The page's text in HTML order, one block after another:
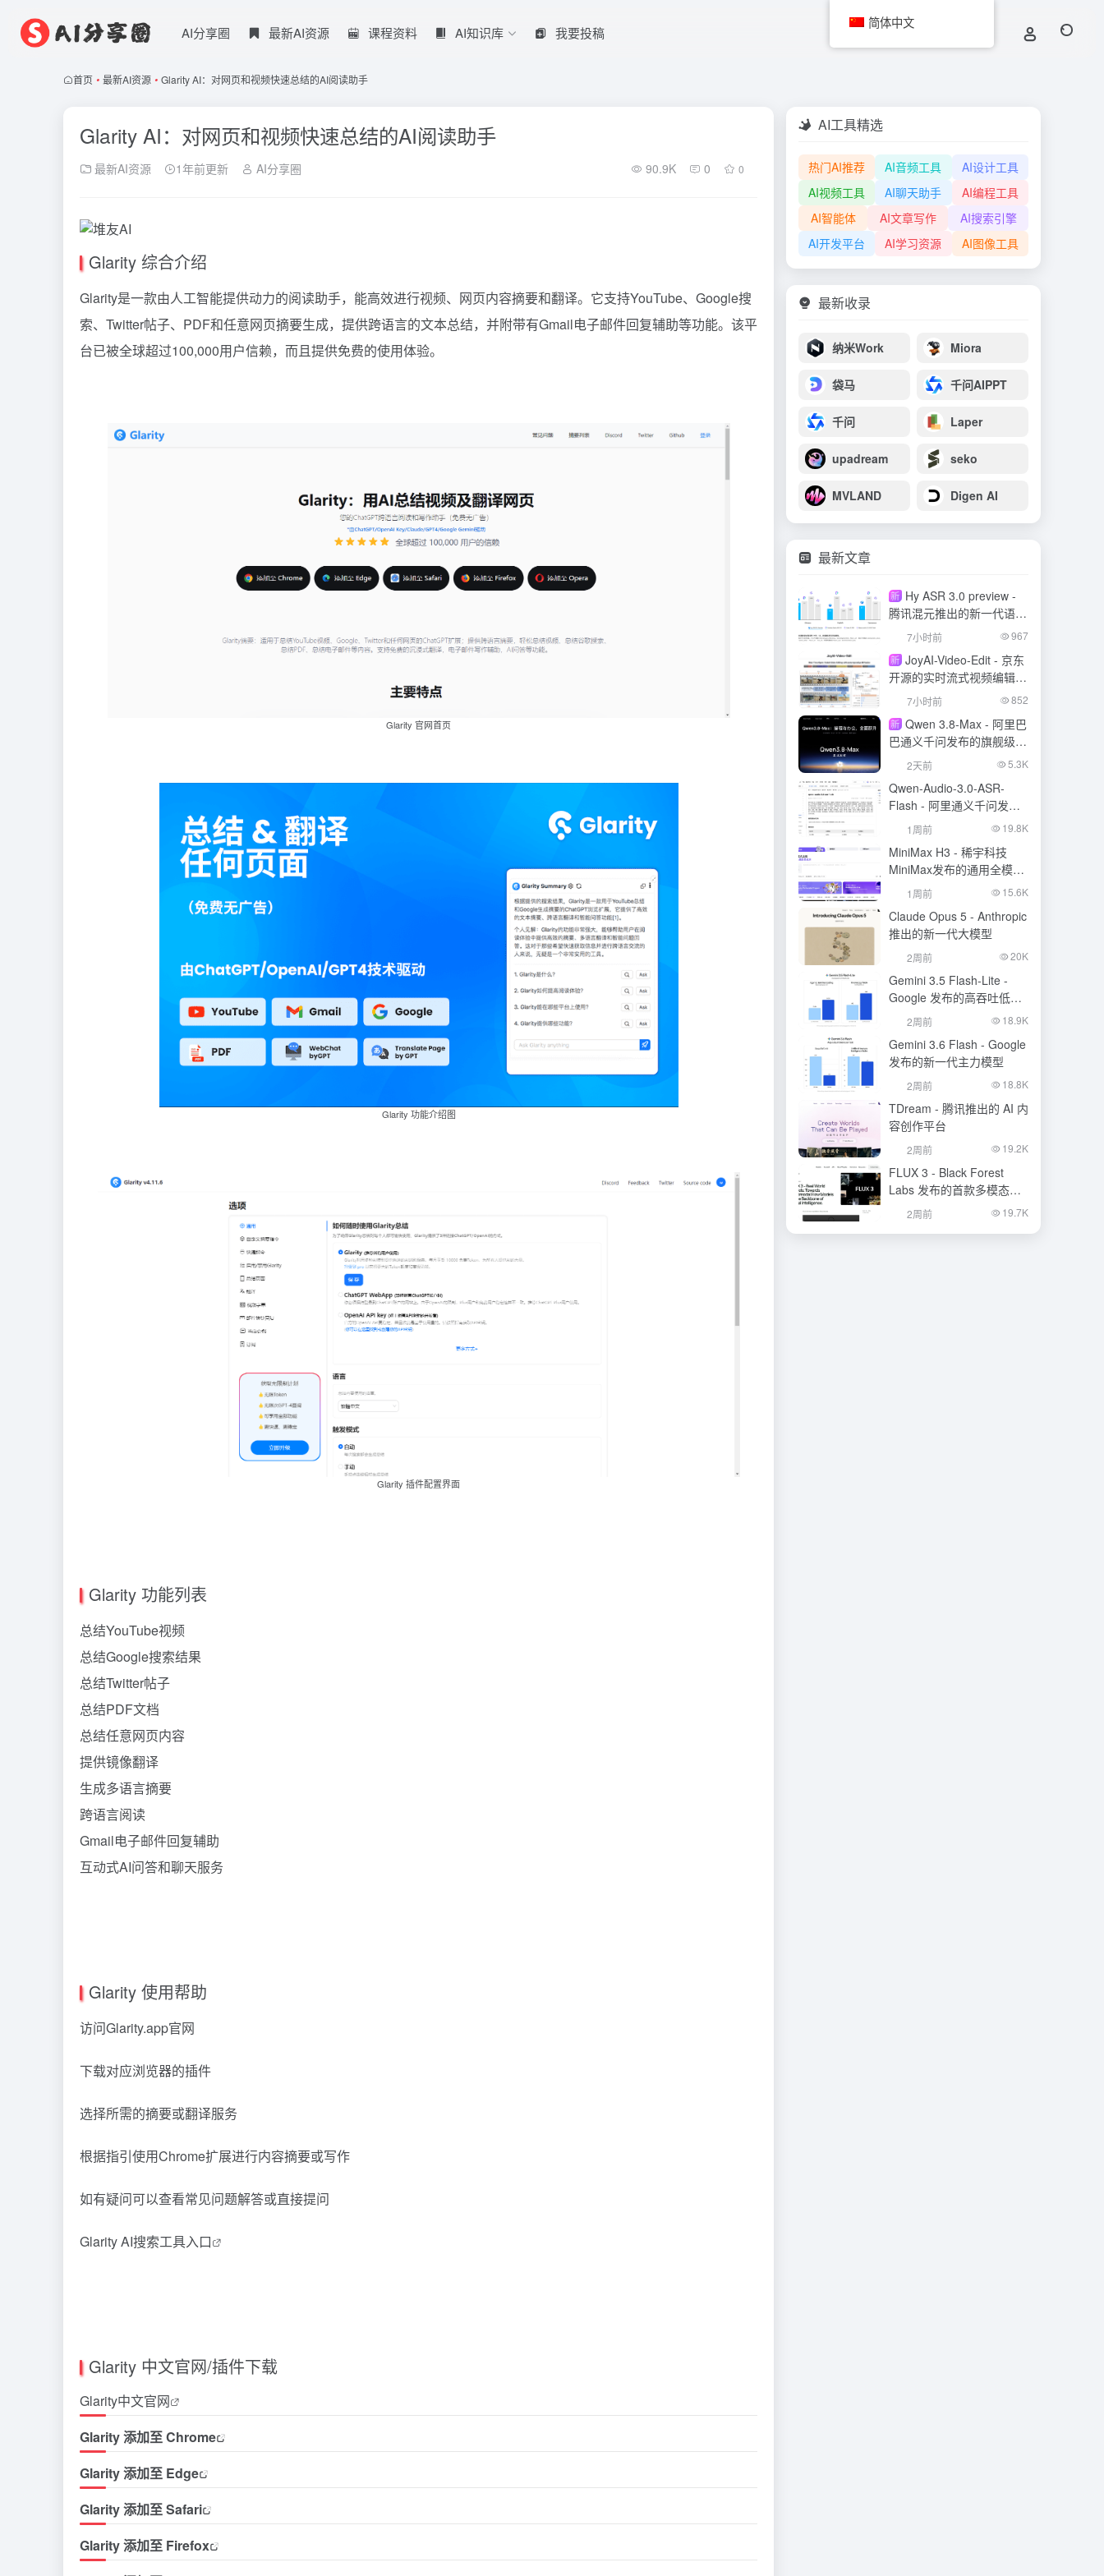
AI分享圈 最新AI资源 课程资料 AI知识库 我要投稿
首页 • 最新AI资源 • Glarity AI：对网页和视频快速总结的AI阅读助手
Glarity AI：对网页和视频快速总结的AI阅读助手
最新AI资源 1年前更新 AI分享圈 90.9K 0 0
Glarity 综合介绍
Glarity是一款由人工智能提供动力的阅读助手，能高效进行视频、网页内容摘要和翻译。它支持YouTube、Google搜
索、Twitter帖子、PDF和任意网页摘要生成，提供跨语言的文本总结，并附带有Gmail电子邮件回复辅助等功能。该平
台已被全球超过100,000用户信赖，而且提供免费的使用体验。
Glarity 官网首页
Glarity 功能介绍图
Glarity 插件配置界面
Glarity 功能列表
总结YouTube视频
总结Google搜索结果
总结Twitter帖子
总结PDF文档
总结任意网页内容
提供镜像翻译
生成多语言摘要
跨语言阅读
Gmail电子邮件回复辅助
互动式AI问答和聊天服务
Glarity 使用帮助
访问Glarity.app官网
下载对应浏览器的插件
选择所需的摘要或翻译服务
根据指引使用Chrome扩展进行内容摘要或写作
如有疑问可以查看常见问题解答或直接提问
Glarity AI搜索工具入口
Glarity 中文官网/插件下载
Glarity中文官网
Glarity 添加至 Chrome
Glarity 添加至 Edge
Glarity 添加至 Safari
Glarity 添加至 Firefox
AI工具精选
热门AI推荐 AI音频工具
AI设计工具
AI视频工具
AI聊天助手
AI编程工具
AI智能体
AI文章写作
AI搜索引擎
AI开发平台
AI学习资源 AI图像工具
最新收录
纳米Work Miora
袋马 千问AIPPT
千问 Laper
upadream seko
MVLAND Digen AI
最新文章
新 Hy ASR 3.0 preview -
腾讯混元推出的新一代语音
识别模型
7小时前 967
新 JoyAI-Video-Edit - 京东
开源的实时流式视频编辑模
7小时前 852
新 Qwen 3.8-Max - 阿里巴
巴通义千问发布的旗舰级大
模型2天前 5.3K
Qwen-Audio-3.0-ASR-
Flash - 阿里通义千问发布
的语音识别大模型
1周前 19.8K
MiniMax H3 - 稀宇科技
MiniMax发布的通用全模态
生成模型
1周前 15.6K
Claude Opus 5 - Anthropic
推出的新一代大模型
2周前 20K
Gemini 3.5 Flash-Lite -
Google 发布的高吞吐低成
本模型
2周前 18.9K
Gemini 3.6 Flash - Google
发布的新一代主力模型
2周前 18.8K
TDream - 腾讯推出的 AI 内
容创作平台
2周前 19.2K
FLUX 3 - Black Forest
Labs 发布的首款多模态基
础模型
2周前 19.7K
简体中文